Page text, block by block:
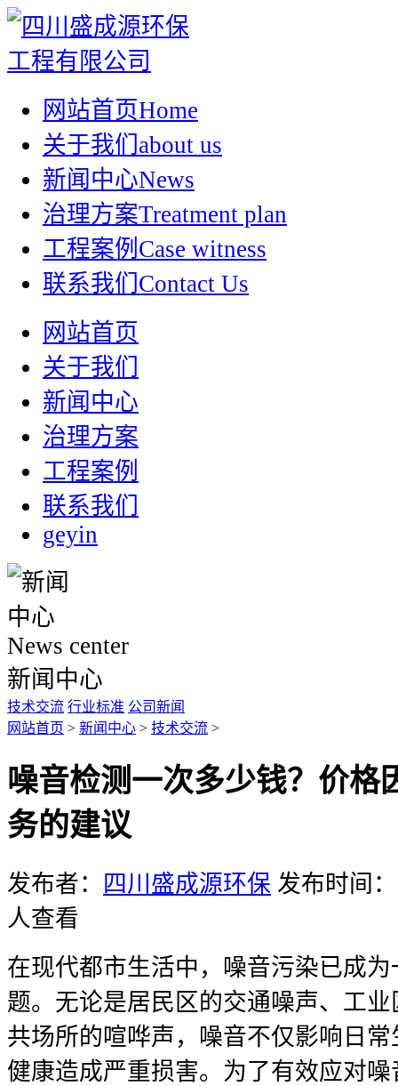
网站首页Home
关于我们 about us
新闻中心News
治理方案Treatment plan
工程案例 Case witness
联系我们 Contact Us
网站首页
关于我们
新闻中心
治理方案
工程案例
联系我们
geyin
News center
新闻中心
技术交流 行业标准 公司新闻
网站首页 > 新闻中心 > 技术交流 >
噪音检测一次多少钱？价格
务的建议
发布者： 四川盛成源环保 发布时间
人查看
在现代都市生活中，噪音污染已成
题。无论是居民区的交通噪声、工
共场所的喧哗声，噪音不仅影响日
健康造成严重损害。为了有效应对